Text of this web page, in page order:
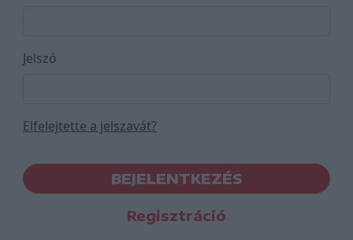
Jelszó
Elfelejtette a jelszavát?
BEJELENTKEZÉS
Regisztráció